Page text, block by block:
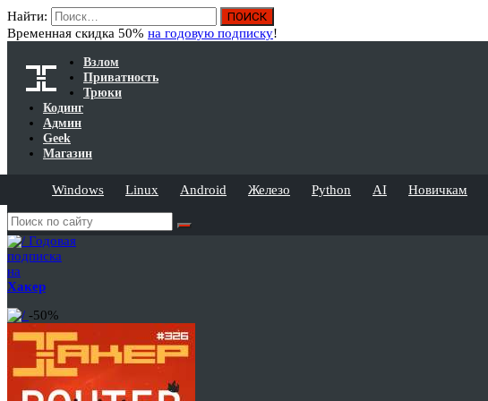
Найти:
Временная скидка 50% на годовую подписку!
Взлом
Приватность
Трюки
Кодинг
Админ
Geek
Магазин
Windows Linux Android Железо Python AI Новичкам
Годовая
подписка
на
Хакер
-50%